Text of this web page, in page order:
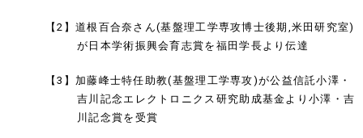
【2】道根百合奈さん(基盤理工学専攻博士後期,米田研究室)
が日本学術振興会育志賞を福田学長より伝達
【3】加藤峰士特任助教(基盤理工学専攻)が公益信託小澤・
吉川記念エレクトロニクス研究助成基金より小澤・吉
川記念賞を受賞